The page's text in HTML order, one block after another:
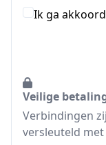
Ik ga
Veilige
Verbindingen
versleuteld met